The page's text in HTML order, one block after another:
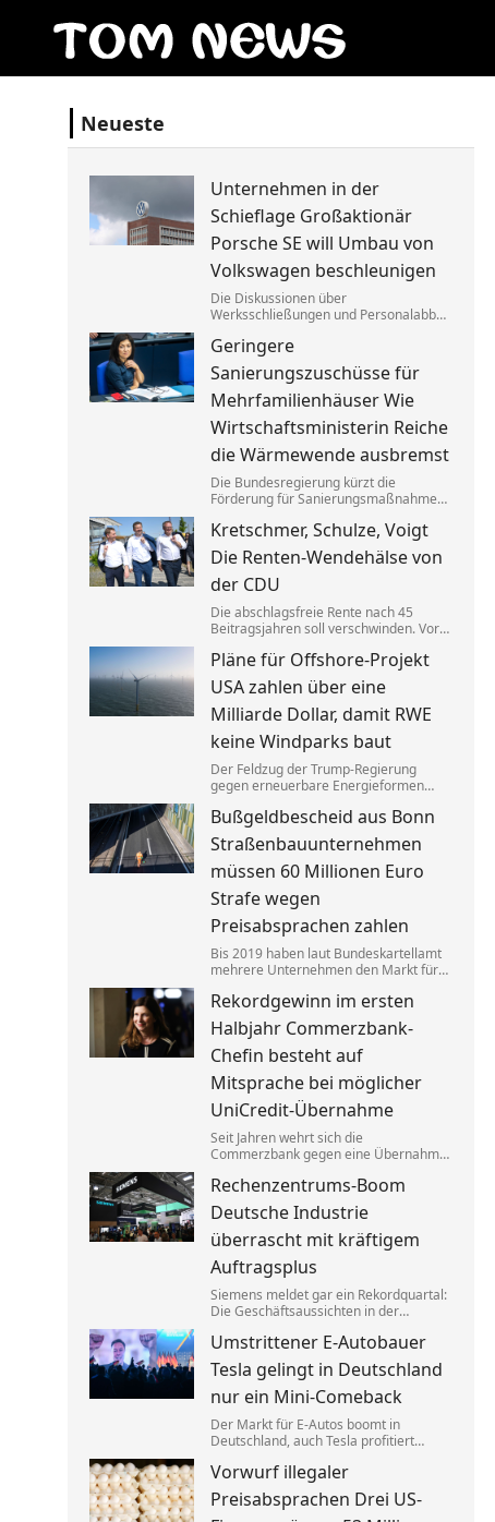
Neueste
Unternehmen in der
Schieflage Großaktionär
Porsche SE will Umbau von
Volkswagen beschleunigen
Die Diskussionen über
Werksschließungen und Personalabbau
Clan zu lange. Die Familie fordert die
Aufgabe von »Denkverboten«.
Geringere
Sanierungszuschüsse für
Mehrfamilienhäuser Wie
Wirtschaftsministerin Reiche
die Wärmewende ausbremst
Die Bundesregierung kürzt die
Förderung für Sanierungsmaßnahmen
Das trifft nicht zuletzt Mieter. Und die
Klimaziele dürften so kaum noch zu
erreichen sein.
Kretschmer, Schulze, Voigt
Die Renten-Wendehälse von
der CDU
Die abschlagsfreie Rente nach 45
Beitragsjahren soll verschwinden. Vor
Dabei vertraten die CDU-
Ministerpräsidenten noch vor Kurzem
das Gegenteil dessen, was sie jetzt
sagen.
Pläne für Offshore-Projekt
USA zahlen über eine
Milliarde Dollar, damit RWE
keine Windparks baut
Der Feldzug der Trump-Regierung
gegen erneuerbare Energieformen
gibt mehrere in den USA geplante
große Windkraftprojekte auf – gegen
eine üppige Entschädigung.
Bußgeldbescheid aus Bonn
Straßenbauunternehmen
müssen 60 Millionen Euro
Strafe wegen
Preisabsprachen zahlen
Bis 2019 haben laut Bundeskartellamt
mehrere Unternehmen den Markt für
aufgeteilt. Um die verbotenen
Absprachen zu verschleiern, wurden
Codewörter verwendet.
Rekordgewinn im ersten
Halbjahr Commerzbank-
Chefin besteht auf
Mitsprache bei möglicher
UniCredit-Übernahme
Seit Jahren wehrt sich die
Commerzbank gegen eine Übernahme
UniCredit. Ein kräftiger Gewinnsprung
sorgt für neues Selbstbewusstsein.
Rechenzentrums-Boom
Deutsche Industrie
überrascht mit kräftigem
Auftragsplus
Siemens meldet gar ein Rekordquartal:
Die Geschäftsaussichten in der
spürbar verbessert. Dahinter stecken
jedoch vor allem Großaufträge, teils
auch aus Übersee.
Umstrittener E-Autobauer
Tesla gelingt in Deutschland
nur ein Mini-Comeback
Der Markt für E-Autos boomt in
Deutschland, auch Tesla profitiert
Elon Musk geführte Konzern jedoch
nicht zurück. Eine exklusive Studie
erklärt, warum.
Vorwurf illegaler
Preisabsprachen Drei US-